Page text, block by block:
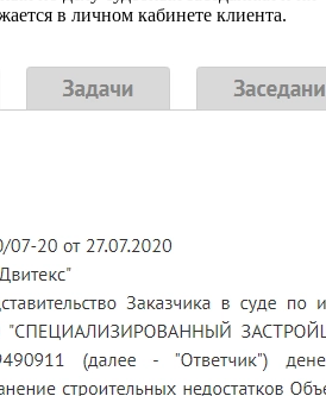
в личном кабинете клиента.